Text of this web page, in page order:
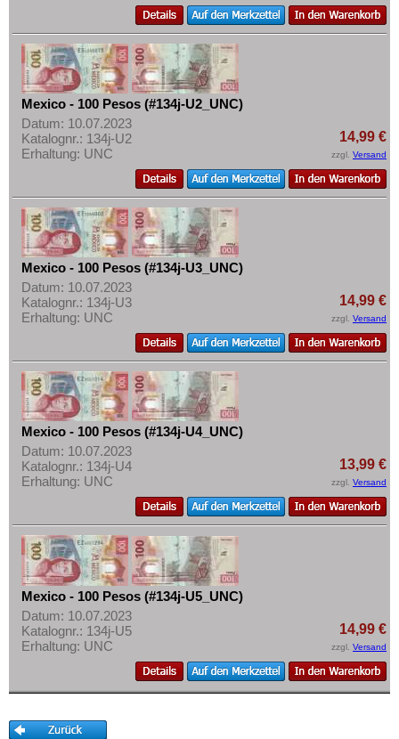
Mexico - 100 Pesos (#134j-U2_UNC)
Datum: 10.07.2023
Katalognr.: 134j-U2
Erhaltung: UNC
14,99 €
zzgl. Versand
Mexico - 100 Pesos (#134j-U3_UNC)
Datum: 10.07.2023
Katalognr.: 134j-U3
Erhaltung: UNC
14,99 €
zzgl. Versand
Mexico - 100 Pesos (#134j-U4_UNC)
Datum: 10.07.2023
Katalognr.: 134j-U4
Erhaltung: UNC
13,99 €
zzgl. Versand
Mexico - 100 Pesos (#134j-U5_UNC)
Datum: 10.07.2023
Katalognr.: 134j-U5
Erhaltung: UNC
14,99 €
zzgl. Versand